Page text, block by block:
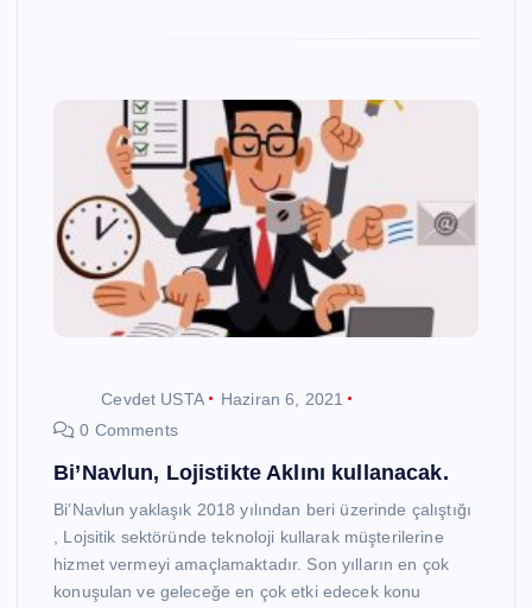
Cevdet USTA
Haziran 6, 2021
0 Comments
Bi’Navlun, Lojistikte Aklını kullanacak.
Bi’Navlun yaklaşık 2018 yılından beri üzerinde çalıştığı
, Lojsitik sektöründe teknoloji kullarak müşterilerine
hizmet vermeyi amaçlamaktadır. Son yılların en çok
konuşulan ve geleceğe en çok etki edecek konu